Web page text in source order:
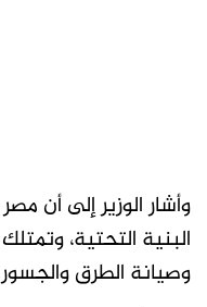
وأشار الوزير إلى أن
البنية التحتية،
وصيانة الطرق